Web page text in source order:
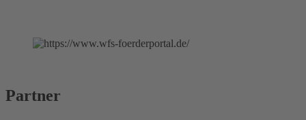
Partner